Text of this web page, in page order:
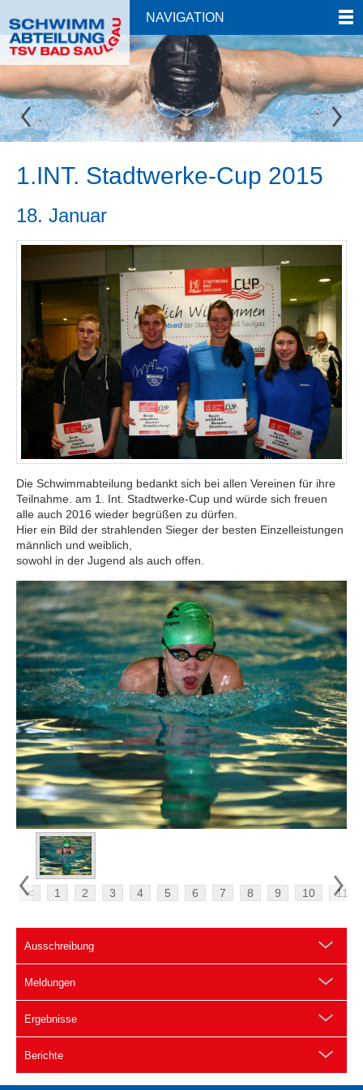
NAVIGATION
1.INT. Stadtwerke-Cup 2015
18. Januar
Die Schwimmabteilung bedankt sich bei allen Vereinen für ihre
Teilnahme. am 1. Int. Stadtwerke-Cup und würde sich freuen
alle auch 2016 wieder begrüßen zu dürfen.
Hier ein Bild der strahlenden Sieger der besten Einzelleistungen
männlich und weiblich,
sowohl in der Jugend als auch offen.
< 1 2 3 4 5 6 7 8 9 10 11
Ausschreibung
Meldungen
Ergebnisse
Berichte